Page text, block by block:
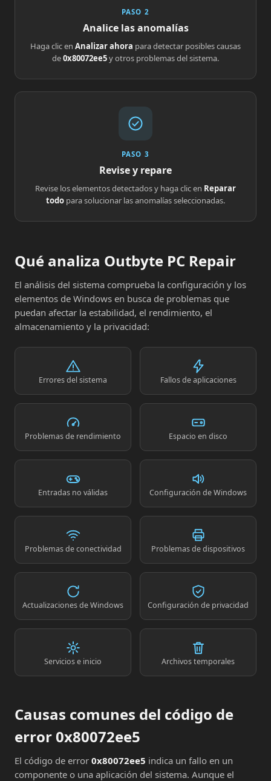
PASO 2
Analice las anomalías
Haga clic en Analizar ahora para detectar posibles causas
de0x80072ee5y otros problemas del sistema.
PASO 3
Revise y repare
Revise los elementos detectados y haga clic en Reparar
todo para solucionar las anomalías seleccionadas.
Qué analiza Outbyte PC Repair
El análisis del sistema comprueba la configuración y los
elementos de Windows en busca de problemas que
puedan afectar la estabilidad, el rendimiento, el
almacenamiento y la privacidad:
Errores del sistema Fallos de aplicaciones
Problemas de rendimiento Espacio en disco
Entradas no válidas Configuración de Windows
Problemas de conectividad Problemas de dispositivos
Actualizaciones de Windows Configuración de privacidad
Servicios e inicio Archivos temporales
Causas comunes del código de
error 0x80072ee5
El código de error 0x80072ee5 indica un fallo en un
componente o una aplicación del sistema. Aunque el